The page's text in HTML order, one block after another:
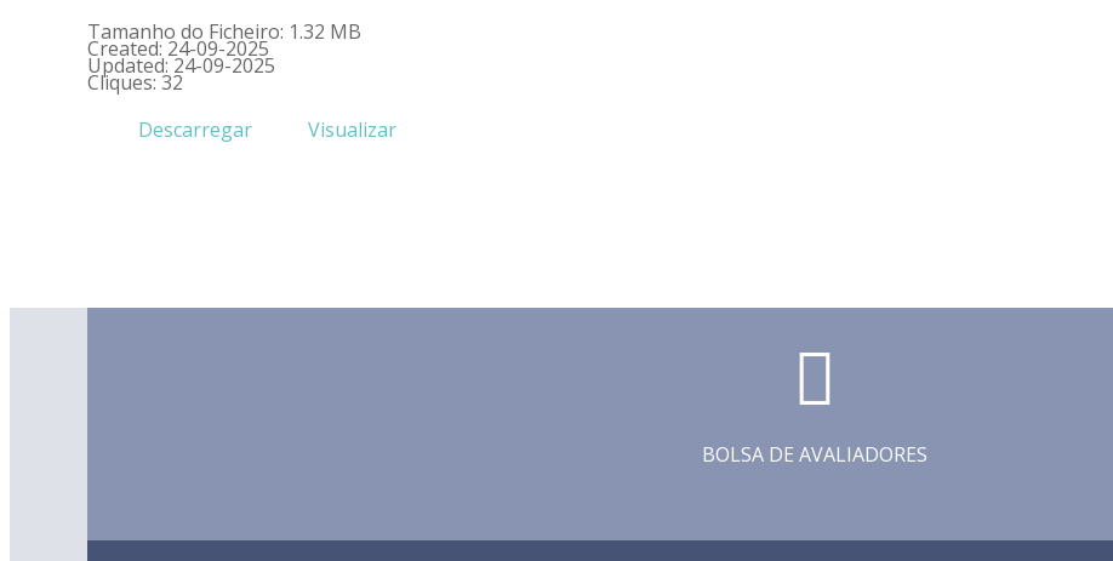
Tamanho do Ficheiro: 1.32 MB
Created: 24-09-2025
Updated: 24-09-2025
Cliques: 32
Descarregar
Visualizar
BOLSA DE AVALIADORES